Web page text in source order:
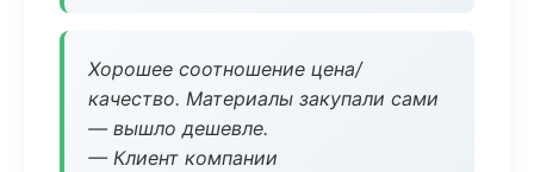
Хорошее соотношение цена/
качество. Материалы закупали сами
— вышло дешевле.
— Клиент компании